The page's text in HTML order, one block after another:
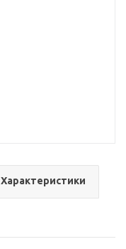
Характеристики